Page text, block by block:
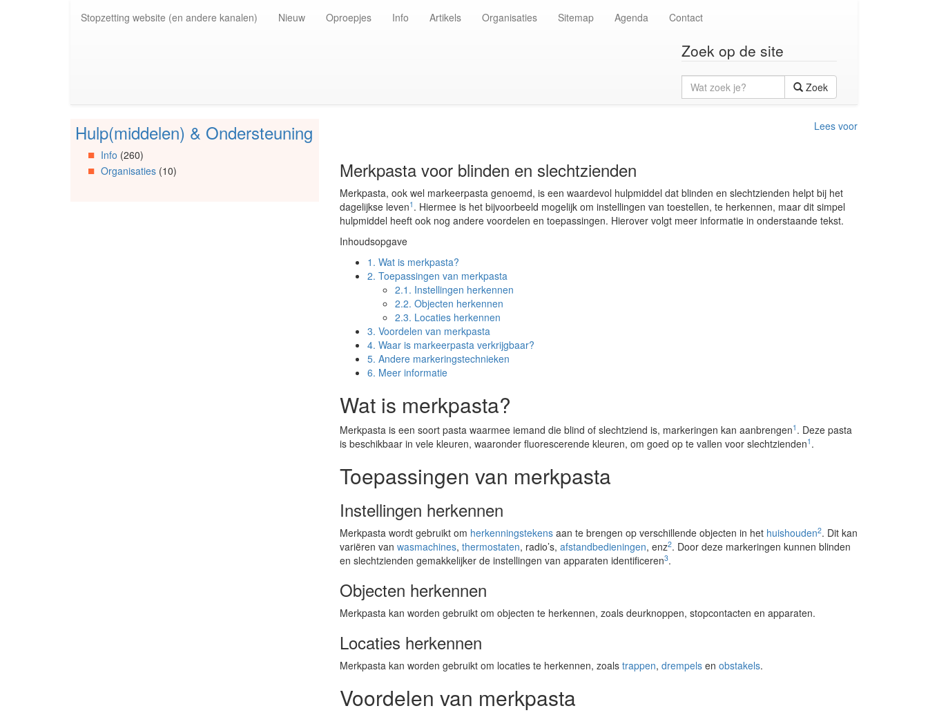
Stopzetting website (en andere kanalen) Nieuw Oproepjes Info Artikels Organisaties Sitemap Agenda Contact
Zoek op de site
Wat
zoek
je?
Zoek
Spring
Artikels
Spring
Hulp(middelen) & Ondersteuning
Info (260)
Organisaties(10)
Lees voor
Merkpasta voor blinden en slechtzienden
Merkpasta, ook wel markeerpasta genoemd, is een waardevol hulpmiddel dat blinden en slechtzienden helpt bij het
dagelijkse leven1 . Hiermee is het bijvoorbeeld mogelijk om instellingen van toestellen, te herkennen, maar dit simpel
hulpmiddel heeft ook nog andere voordelen en toepassingen. Hierover volgt meer informatie in onderstaande tekst.
Inhoudsopgave
1. Wat is merkpasta?
2. Toepassingen van merkpasta
2.1. Instellingen herkennen
2.2. Objecten herkennen
2.3. Locaties herkennen
3. Voordelen van merkpasta
4. Waar is markeerpasta verkrijgbaar?
5. Andere markeringstechnieken
6. Meer informatie
Wat is merkpasta?
Merkpasta is een soort pasta waarmee iemand die blind of slechtziend is, markeringen kan aanbrengen1 . Deze pasta
is beschikbaar in vele kleuren, waaronder fluorescerende kleuren, om goed op te vallen voor slechtzienden1 .
Toepassingen van merkpasta
Instellingen herkennen
Merkpasta wordt gebruikt om herkenningstekens aan te brengen op verschillende objecten in het huishouden2. Dit kan
variëren van wasmachines, thermostaten, radio’s, afstandbedieningen, enz2. Door deze markeringen kunnen blinden
en slechtzienden gemakkelijker de instellingen van apparaten identificeren3.
Objecten herkennen
Merkpasta kan worden gebruikt om objecten te herkennen, zoals deurknoppen, stopcontacten en apparaten.
Locaties herkennen
Merkpasta kan worden gebruikt om locaties te herkennen, zoals trappen, drempels en obstakels.
Voordelen van merkpasta